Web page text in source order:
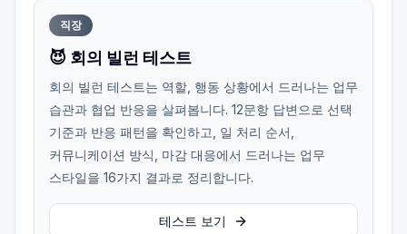
직장
😈 회의 빌런 테스트
회의 빌런 테스트는 역할, 행동 상황에서 드러나는 업무
습관과 협업 반응을 살펴봅니다. 12문항 답변으로 선택
기준과 반응 패턴을 확인하고, 일 처리 순서,
커뮤니케이션 방식, 마감 대응에서 드러나는 업무
스타일을 16가지 결과로 정리합니다.
테스트 보기